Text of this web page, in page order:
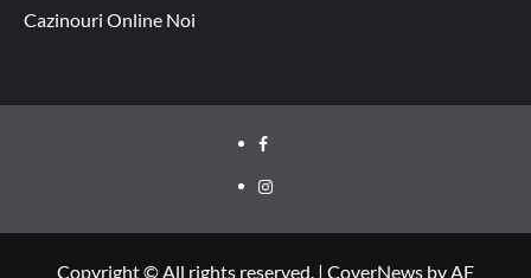
Cazinouri Online Noi
Facebook
Instagram
Copyright © All rights reserved. | CoverNews by AF